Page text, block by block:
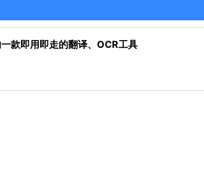
款即用即走的翻译、OCR工具